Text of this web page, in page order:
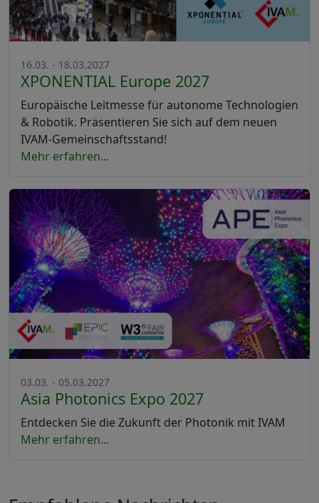
16.03. - 18.03.2027
XPONENTIAL Europe 2027
Europäische Leitmesse für autonome Technologien
& Robotik. Präsentieren Sie sich auf dem neuen
IVAM-Gemeinschaftsstand!
Mehr erfahren...
03.03. - 05.03.2027
Asia Photonics Expo 2027
Entdecken Sie die Zukunft der Photonik mit IVAM
Mehr erfahren...